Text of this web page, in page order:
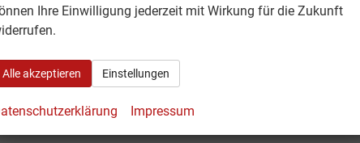
+49 40 500 977 29 - 0
+49 40 500 977 29 - 49
info@hamburgcars.net
bis Freitag: 09:00 – 18:00 Uhr
Ihre Einwilligung jederzeit mit Wirkung für die Zukunft
Alle akzeptieren Einstellungen
Impressum